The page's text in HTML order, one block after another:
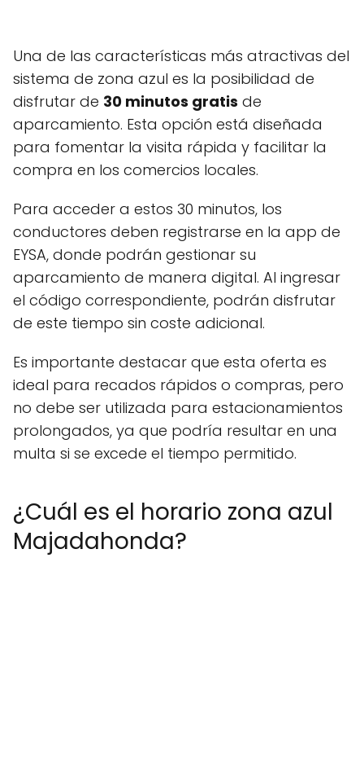
Una de las características más atractivas del
sistema de zona azul es la posibilidad de
disfrutar de 30 minutos gratis de
aparcamiento. Esta opción está diseñada
para fomentar la visita rápida y facilitar la
compra en los comercios locales.
Para acceder a estos 30 minutos, los
conductores deben registrarse en la app de
EYSA, donde podrán gestionar su
aparcamiento de manera digital. Al ingresar
el código correspondiente, podrán disfrutar
de este tiempo sin coste adicional.
Es importante destacar que esta oferta es
ideal para recados rápidos o compras, pero
no debe ser utilizada para estacionamientos
prolongados, ya que podría resultar en una
multa si se excede el tiempo permitido.
¿Cuál es el horario zona azul
Majadahonda?